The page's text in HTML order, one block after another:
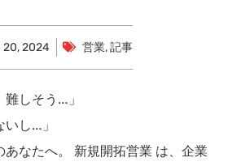
20, 2024 営業,記事
難しそう…」
いし…」
なたへ。 新規開拓営業 は、企業